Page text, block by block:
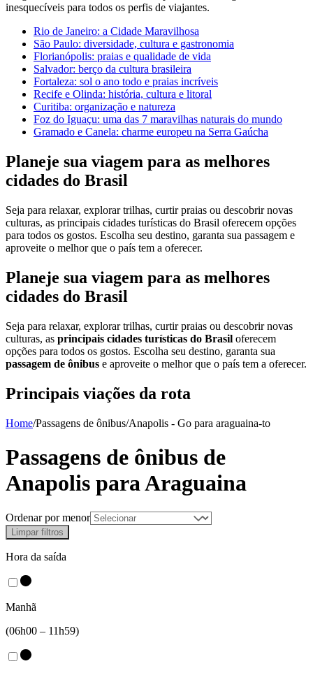
inesquecíveis para todos os perfis de viajantes.
Rio de Janeiro: a Cidade Maravilhosa
São Paulo: diversidade, cultura e gastronomia
Florianópolis: praias e qualidade de vida
Salvador: berço da cultura brasileira
Fortaleza: sol o ano todo e praias incríveis
Recife e Olinda: história, cultura e litoral
Curitiba: organização e natureza
Foz do Iguaçu: uma das 7 maravilhas naturais do mundo
Gramado e Canela: charme europeu na Serra Gaúcha
Planeje sua viagem para as melhores
cidades do Brasil
Seja para relaxar, explorar trilhas, curtir praias ou descobrir novas
culturas, as principais cidades turísticas do Brasil oferecem opções
para todos os gostos. Escolha seu destino, garanta sua passagem e
aproveite o melhor que o país tem a oferecer.
Planeje sua viagem para as melhores
cidades do Brasil
Seja para relaxar, explorar trilhas, curtir praias ou descobrir novas
culturas, as principais cidades turísticas do Brasil oferecem
opções para todos os gostos. Escolha seu destino, garanta sua
passagem de ônibus e aproveite o melhor que o país tem a oferecer.
Principais viações da rota
Home/Passagens de ônibus/Anapolis - Go para araguaina-to
Passagens de ônibus de
Anapolis paraAraguaina
Ordenar por menor
Limpar filtros
Hora da saída
Manhã
(06h00 – 11h59)